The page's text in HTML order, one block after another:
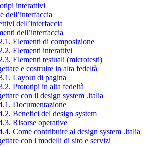
interattivi
dell’interfaccia
dell’interfaccia
dell’interfaccia
Elementi di composizione
Elementi interattivi
Elementi testuali (microtesti)
e costruire in alta fedeltà
Layout di pagina
Prototipi in alta fedeltà
con il design system .italia
Documentazione
Benefici del design system
Risorse operative
Come contribuire al design system .italia
con i modelli di sito e servizi